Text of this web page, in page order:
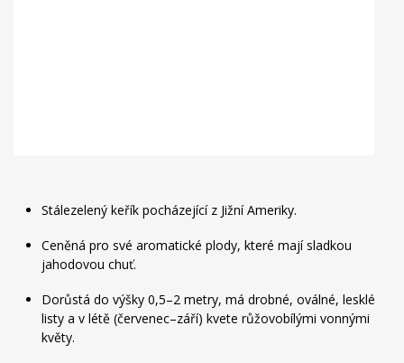
Stálezelený keřík pocházející z Jižní Ameriky.
Ceněná pro své aromatické plody, které mají sladkou
jahodovou chuť.
Dorůstá do výšky 0,5–2 metry, má drobné, oválné, lesklé
listy a v létě (červenec–září) kvete růžovobílými vonnými
květy.